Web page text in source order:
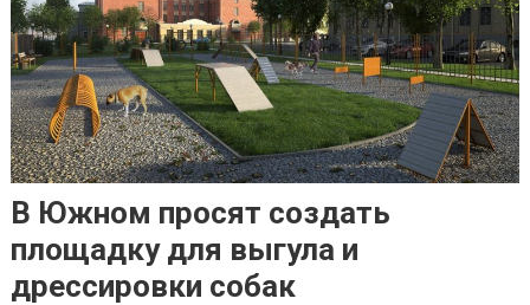
В Южном просят создать
площадку для выгула и
дрессировки собак